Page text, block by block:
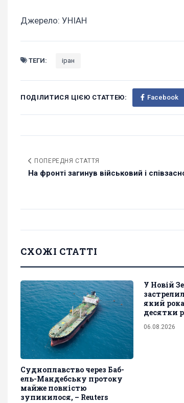
Джерело: УНІАН
ТЕГИ: іран
ПОДІЛИТИСЯ ЦІЄЮ СТАТТЕЮ: Facebook
ПОПЕРЕДНЯ СТАТТЯ
На фронті загинув військовий і
СХОЖІ СТАТТІ
Судноплавство через Баб-
ель-Мандебську протоку
майже повністю
зупинилося, – Reuters
У Новій
який
десятки
06.08.2026